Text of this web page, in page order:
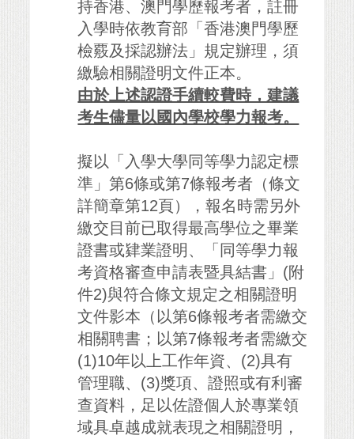
持香港、澳門學歷報考者，註冊
入學時依教育部「香港澳門學歷
檢覈及採認辦法」規定辦理，須
繳驗相關證明文件正本。
由於上述認證手續較費時，建議
考生儘量以國內學校學力報考。
擬以「入學大學同等學力認定標
準」第6條或第7條報考者（條文
詳簡章第12頁），報名時需另外
繳交目前已取得最高學位之畢業
證書或肄業證明、「同等學力報
考資格審查申請表暨具結書」(附
件2)與符合條文規定之相關證明
文件影本（以第6條報考者需繳交
相關聘書；以第7條報考者需繳交
(1)10年以上工作年資、(2)具有
管理職、(3)獎項、證照或有利審
查資料，足以佐證個人於專業領
域具卓越成就表現之相關證明，